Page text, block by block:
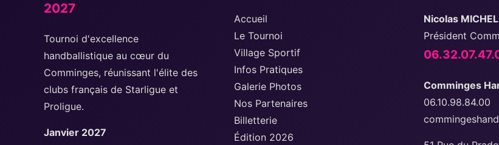
2027
Tournoi d'excellence
handballistique au cœur du
Comminges, réunissant l'élite des
clubs français de Starligue et
Proligue.
Janvier 2027
Accueil
Le Tournoi
Village Sportif
Infos Pratiques
Galerie Photos
Nos Partenaires
Billetterie
Édition 2026
Nicolas MICHEL
Président
Comminges
06.10.98.84.00